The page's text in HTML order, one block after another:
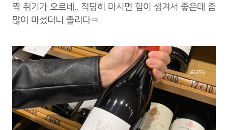
짝 취기가 오르네.. 적당히 마시면 힘이 생겨서 좋은데 좀
많이 마셨더니 졸리다ㅋ